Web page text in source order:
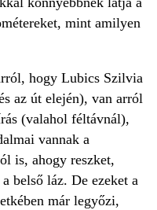
mint amilyen
hogy Lubics Szilvia
az út elején), van arról
(valahol féltávnál),
vannak a
is, ahogy reszket,
belső láz. De ezeket a
már legyőzi,